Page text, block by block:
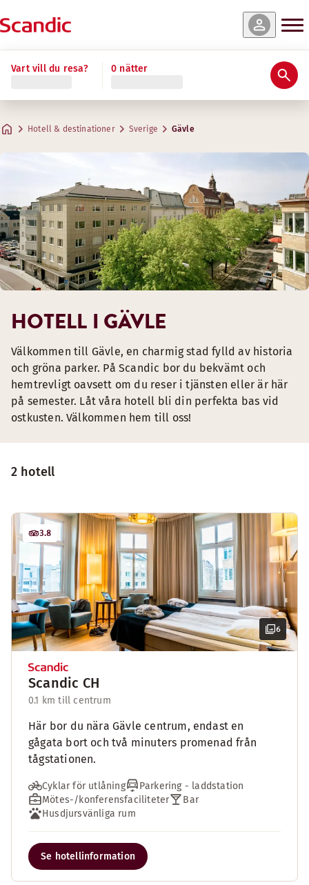
Vart vill du resa? 0 nätter
Hotell & destinationer Sverige Gävle
2 hotell
6
3.8
Scandic CH
0.1 km till centrum
Här bor du nära Gävle centrum, endast en
gågata bort och två minuters promenad från
tågstationen.
Cyklar för utlåning
Parkering - laddstation
Mötes-/konferensfaciliteter
Bar
Husdjursvänliga rum
Se hotellinformation
HOTELL I GÄVLE
Välkommen till Gävle, en charmig stad fylld av historia
och gröna parker. På Scandic bor du bekvämt och
hemtrevligt oavsett om du reser i tjänsten eller är här
på semester. Låt våra hotell bli din perfekta bas vid
ostkusten. Välkommen hem till oss!